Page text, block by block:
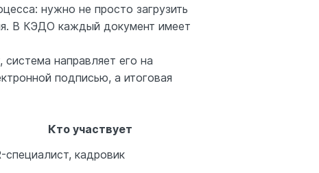
нужно не просто загрузить
В КЭДО каждый документ имеет
направляет его на
подписью, а итоговая
Кто участвует
специалист, кадровик